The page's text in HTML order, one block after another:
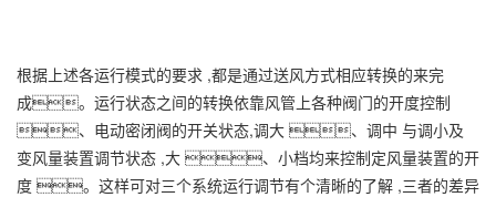
根据上述各运行模式的要求 ,都是通过送风方式相应转换的来完
成。运行状态之间的转换依靠风管上各种阀门的开度控制
、电动密闭阀的开关状态,调大 、调中 与调小及
变风量装置调节状态 ,大 、小档均来控制定风量装置的开
度 。这样可对三个系统运行调节有个清晰的了解 ,三者的差异